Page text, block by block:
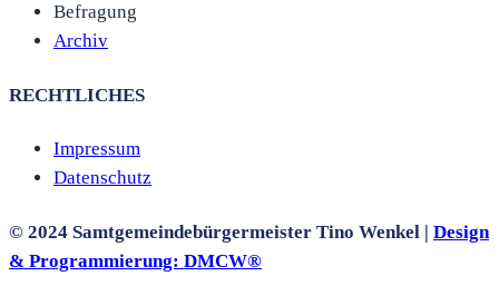
Befragung
Archiv
RECHTLICHES
Impressum
Datenschutz
© 2024 Samtgemeindebürgermeister Tino Wenkel | Design
& Programmierung: DMCW®